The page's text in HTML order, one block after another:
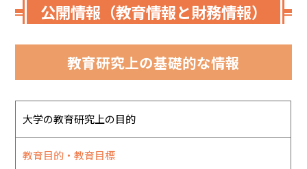
公開情報（教育情報と財務情報）
教育研究上の基礎的な情報
大学の教育研究上の目的
教育目的・教育目標